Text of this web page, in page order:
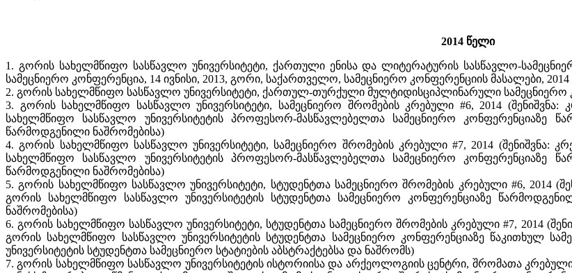
2014 წელი
1. გორის სახელმწიფო სასწავლო უნივერსიტეტი, ქართული ენისა და ლიტერატურის სასწავლო-
სამეცნიერო კონფერენცია, 14 ივნისი, 2013, გორი, საქართველო, სამეცნიერო კონფერენციის მასალები, 2014
2. გორის სახელმწიფო სასწავლო უნივერსიტეტი, ქართულ-თურქული მულტიდისციპლინარული სამეცნიერო
3. გორის სახელმწიფო სასწავლო უნივერსიტეტი, სამეცნიერო შრომების კრებული #6, 2014
სახელმწიფო სასწავლო უნივერსიტეტის პროფესორ-მასწავლებელთა სამეცნიერო კონფერენციაზე
წარმოდგენილი ნაშრომებისა)
4. გორის სახელმწიფო სასწავლო უნივერსიტეტი, სამეცნიერო შრომების კრებული #7, 2014 (შენიშვნა:
სახელმწიფო სასწავლო უნივერსიტეტის პროფესორ-მასწავლებელთა სამეცნიერო კონფერენციაზე
წარმოდგენილი ნაშრომებისა)
5. გორის სახელმწიფო სასწავლო უნივერსიტეტი, სტუდენტთა სამეცნიერო შრომების კრებული #6, 2014
გორის სახელმწიფო სასწავლო უნივერსიტეტის სტუდენტთა სამეცნიერო კონფერენციაზე
ნაშრომებისა)
6. გორის სახელმწიფო სასწავლო უნივერსიტეტი, სტუდენტთა სამეცნიერო შრომების კრებული #7, 2014
გორის სახელმწიფო სასწავლო უნივერსიტეტის სტუდენტთა სამეცნიერო კონფერენციაზე წაკითხულ
უნივერსიტეტის სტუდენტთა სამეცნიერო სტატიების აბსტრაქტებსა და ნაშრომს)
7. გორის სახელმწიფო სასწავლო უნივერსიტეტის ისტორიისა და არქეოლოგიის ცენტრი, შრომათა კრებული